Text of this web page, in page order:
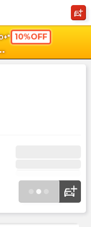
10%OFF
shopping_cart